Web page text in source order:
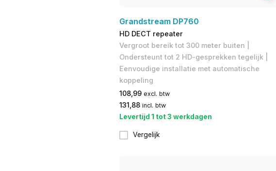
Grandstream DP760
HD DECT repeater
Vergroot bereik tot 300 meter buiten |
Ondersteunt tot 2 HD-gesprekken tegelijk |
Eenvoudige installatie met automatische
koppeling
108,99 excl. btw
131,88 incl. btw
Levertijd 1 tot 3 werkdagen
Vergelijk